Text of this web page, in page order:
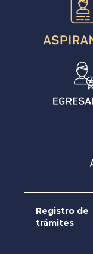
Registro de
trámites